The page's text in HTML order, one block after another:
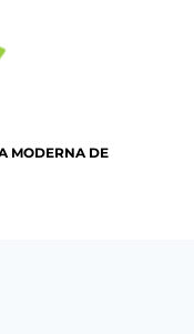
MODERNA DE